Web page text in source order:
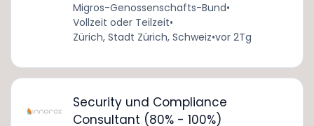
Migros-Genossenschafts-Bund•
Vollzeit oder Teilzeit•
Zürich, Stadt Zürich, Schweiz•vor 2Tg
Security und Compliance
Consultant (80% - 100%)